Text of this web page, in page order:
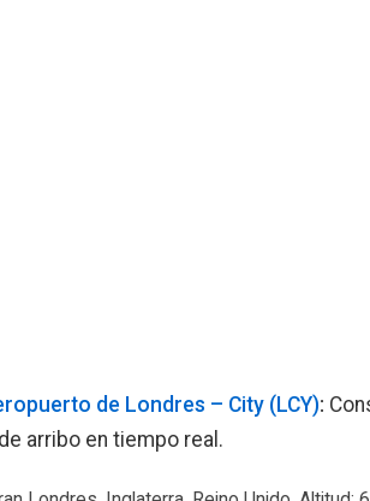
de Londres – City (LCY):
arribo en tiempo real.